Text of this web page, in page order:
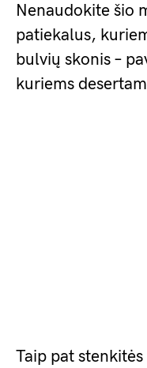
Nenaudokite šio
patiekalus,
bulvių skonis –
kuriems
Taip pat